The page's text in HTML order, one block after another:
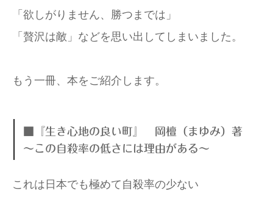
「欲しがりません、勝つまでは」
「贅沢は敵」などを思い出してしまいました。
もう一冊、本をご紹介します。
■『生き心地の良い町』 岡檀（まゆみ）著
～この自殺率の低さには理由がある～
これは日本でも極めて自殺率の少ない